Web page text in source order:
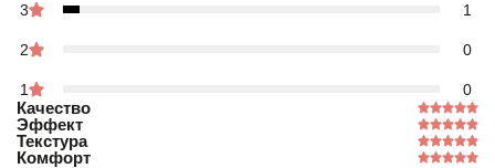
3 1
2 0
1 0
Качество
Эффект
Текстура
Комфорт